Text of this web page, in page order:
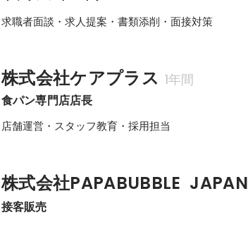
求職者面談・求人提案・書類添削・面接対策
株式会社ケアプラス 1年間
食パン専門店店長
店舗運営・スタッフ教育・採用担当
株式会社PAPABUBBLE  JAPAN
接客販売